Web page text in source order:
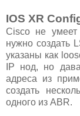
IOS XR
Cisco не
нужно создать
указаны как
IP нод, но
адреса из
создать
одного из ABR.